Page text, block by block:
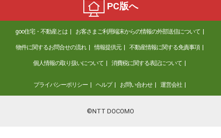
PC版へ
goo住宅・不動産とは お客さまご利用端末からの情報の外部送信について
物件に関するお問合せの流れ 情報提供元 不動産情報に関する免責事項
個人情報の取り扱いについて 消費税に関する表記について
プライバシーポリシー ヘルプ お問い合わせ 運営会社
©NTT DOCOMO